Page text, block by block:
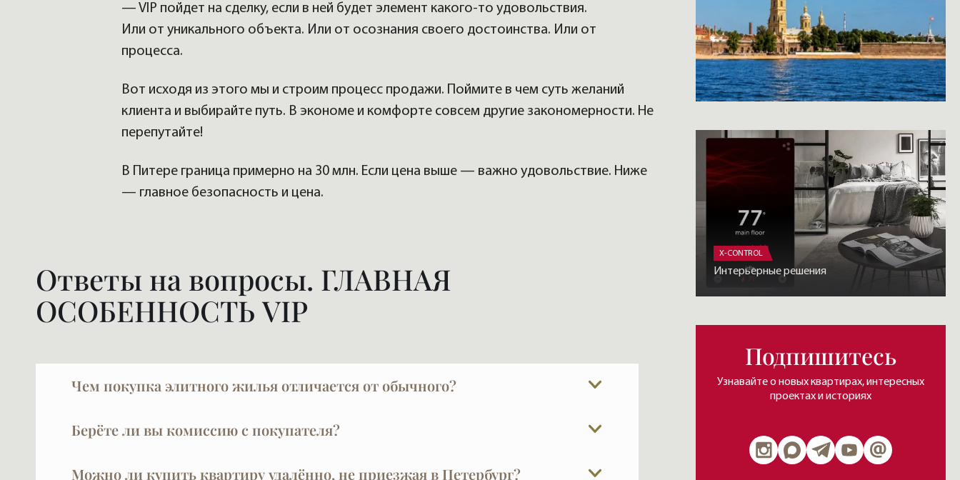
— VIP пойдет на сделку, если в ней будет элемент какого-то удовольствия.
Или от уникального объекта. Или от осознания своего достоинства. Или от
процесса.
Вот исходя из этого мы и строим процесс продажи. Поймите в чем суть желаний
клиента и выбирайте путь. В экономе и комфорте совсем другие закономерности. Не
перепутайте!
В Питере граница примерно на 30 млн. Если цена выше — важно удовольствие. Ниже
— главное безопасность и цена.
Ответы на вопросы. ГЛАВНАЯ
ОСОБЕННОСТЬ VIP
Чем покупка элитного жилья отличается от обычного?
жить» — у него нет это боли. Он покупает действительно то, что его вдохновит. Отсюда
Берёте ли вы комиссию с покупателя?
Можно ли купить квартиру удалённо, не приезжая в Петербург?
X-CONTROL
Интерьерные решения
Подпишитесь
Узнавайте о новых квартирах, интересных
проектах и историях